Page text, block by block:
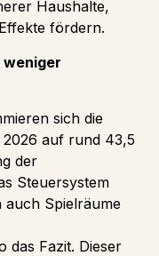
Haushalte,
fördern.
weniger
sich die
auf rund 43,5
der
Steuersystem
Spielräume
das Fazit. Dieser